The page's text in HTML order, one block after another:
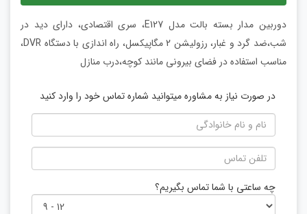
دوربین مدار بسته بالت مدل E127، سری اقتصادی، دارای دید در
شب،ضد گرد و غبار، رزولیشن 2 مگاپیکسل، راه اندازی با دستگاه DVR،
مناسب استفاده در فضای بیرونی مانند کوچه،درب منازل
در صورت نیاز به مشاوره میتوانید شماره تماس خود را وارد کنید
چه ساعتی با شما تماس بگیریم؟